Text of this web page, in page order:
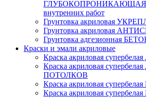
ГЛУБОКОПРОНИКАЮЩАЯ
внутренних работ
Грунтовка акриловая
Грунтовка акриловая
Грунтовка адгезионная
Краски и эмали акриловые
Краска акриловая
Краска акриловая
ПОТОЛКОВ
Краска акриловая
Краска акриловая